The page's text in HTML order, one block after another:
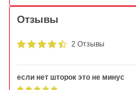
Отзывы
2 Отзывы
если нет шторок это не минус